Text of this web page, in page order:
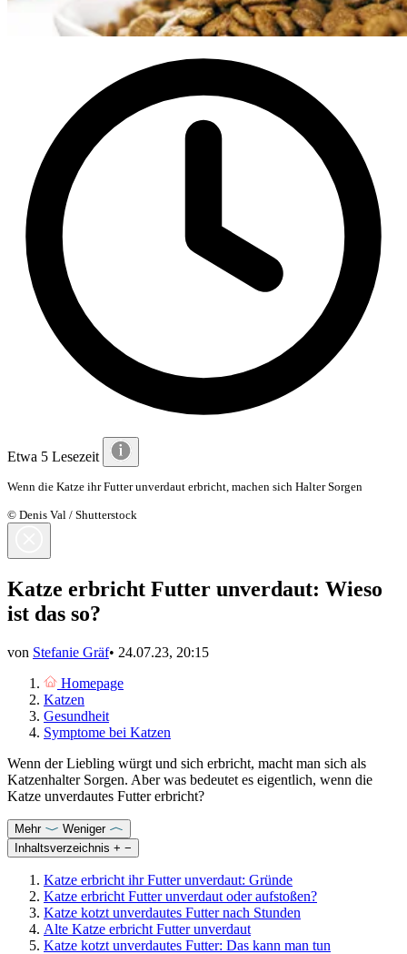
Etwa 5 Lesezeit
Wenn die Katze ihr Futter unverdaut erbricht, machen sich Halter Sorgen
© Denis Val / Shutterstock
Katze erbricht Futter unverdaut: Wieso
ist das so?
von Stefanie Gräf• 24.07.23, 20:15
Homepage
Katzen
Gesundheit
Symptome bei Katzen
Wenn der Liebling würgt und sich erbricht, macht man sich als
Katzenhalter Sorgen. Aber was bedeutet es eigentlich, wenn die
Katze unverdautes Futter erbricht?
Mehr
Weniger
Inhaltsverzeichnis + −
Katze erbricht ihr Futter unverdaut: Gründe
Katze erbricht Futter unverdaut oder aufstoßen?
Katze kotzt unverdautes Futter nach Stunden
Alte Katze erbricht Futter unverdaut
Katze kotzt unverdautes Futter: Das kann man tun